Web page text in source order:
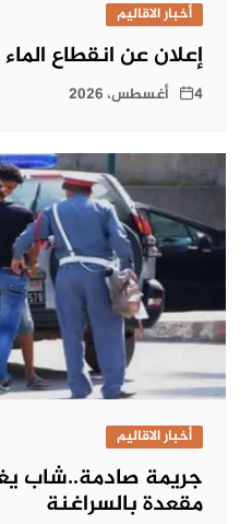
أخبار الاقاليم
إعلان عن انقطاع
4 أغسطس، 2026
أخبار الاقاليم
جريمة صادمة..شاب
مقعدة بالسراغنة